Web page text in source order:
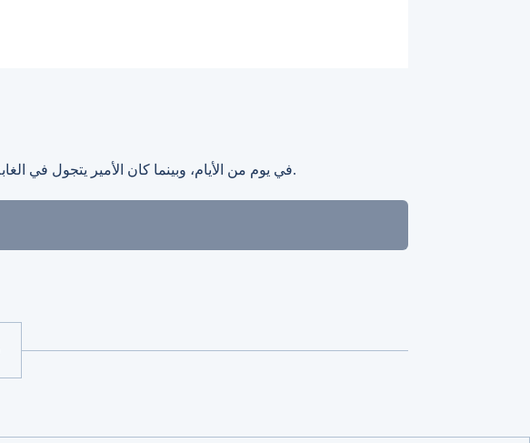
في يوم من الأيام، وبينما كان الأمير يتجول في الغابة، التقى بساحر غامض. قبل أن يدرك ما يحدث، وجد نفسه محولاً إلى مخلوق غريب، لا يعرف كيف يعود إلى شكله الأصلي.